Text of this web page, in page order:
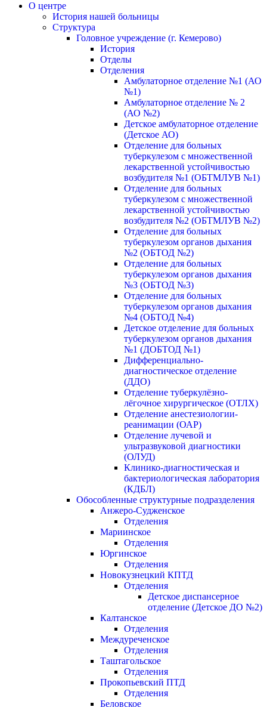
О центре
История нашей больницы
Структура
Головное учреждение (г. Кемерово)
История
Отделы
Отделения
Амбулаторное отделение №1 (АО
№1)
Амбулаторное отделение № 2
(АО №2)
Детское амбулаторное отделение
(Детское АО)
Отделение для больных
туберкулезом с множественной
лекарственной устойчивостью
возбудителя №1 (ОБТМЛУВ №1)
Отделение для больных
туберкулезом с множественной
лекарственной устойчивостью
возбудителя №2 (ОБТМЛУВ №2)
Отделение для больных
туберкулезом органов дыхания
№2 (ОБТОД №2)
Отделение для больных
туберкулезом органов дыхания
№3 (ОБТОД №3)
Отделение для больных
туберкулезом органов дыхания
№4 (ОБТОД №4)
Детское отделение для больных
туберкулезом органов дыхания
№1 (ДОБТОД №1)
Дифференциально-
диагностическое отделение
(ДДО)
Отделение туберкулёзно-
лёгочное хирургическое (ОТЛХ)
Отделение анестезиологии-
реанимации (ОАР)
Отделение лучевой и
ультразвуковой диагностики
(ОЛУД)
Клинико-диагностическая и
бактериологическая лаборатория
(КДБЛ)
Обособленные структурные подразделения
Анжеро-Судженское
Отделения
Мариинское
Отделения
Юргинское
Отделения
Новокузнецкий КПТД
Отделения
Детское диспансерное
отделение (Детское ДО №2)
Калтанское
Отделения
Междуреченское
Отделения
Таштагольское
Отделения
Прокопьевский ПТД
Отделения
Беловское